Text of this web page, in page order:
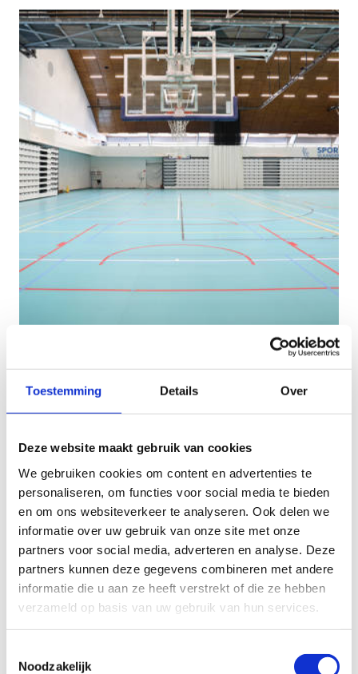
Toestemming Details Over
Deze website maakt gebruik van cookies
We gebruiken cookies om content en advertenties te
personaliseren, om functies voor social media te bieden
en om ons websiteverkeer te analyseren. Ook delen we
informatie over uw gebruik van onze site met onze
partners voor social media, adverteren en analyse. Deze
partners kunnen deze gegevens combineren met andere
informatie die u aan ze heeft verstrekt of die ze hebben
verzameld op basis van uw gebruik van hun services.
Noodzakelijk
Sport Vlaanderen Herentals